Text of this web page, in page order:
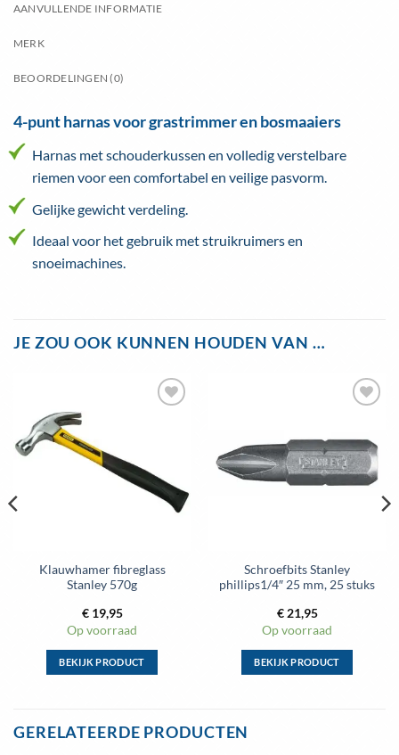
AANVULLENDE INFORMATIE
MERK
BEOORDELINGEN (0)
4-punt harnas voor grastrimmer en bosmaaiers
Harnas met schouderkussen en volledig verstelbare
riemen voor een comfortabel en veilige pasvorm.
Gelijke gewicht verdeling.
Ideaal voor het gebruik met struikruimers en
snoeimachines.
JE ZOU OOK KUNNEN HOUDEN VAN …
Klauwhamer fibreglass
Stanley 570g
€19,95
Op voorraad
BEKIJK PRODUCT
meerdere
wenslijst
Schroefbits Stanley
phillips1/4″ 25 mm, 25 stuks
€21,95
Op voorraad
BEKIJK PRODUCT
GERELATEERDE PRODUCTEN